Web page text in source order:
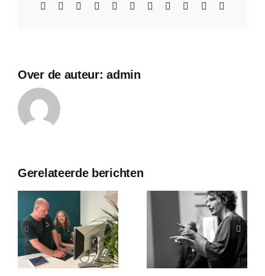
Facebook Reddit LinkedInWhatsAppTelegram
TumblrPinterest Xing
Over de auteur:admin
Gerelateerde berichten
Je moet je
bekeren
– De
piranha Het
leven als
vrouw is